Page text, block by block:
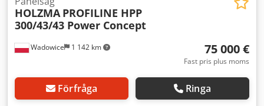
Wadowice 1 142 km
HOLZMA PROFILINE HPP
300/43/43 Power Concept
75 000 €
Fast pris plus moms
Förfråga Ringa